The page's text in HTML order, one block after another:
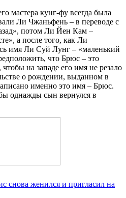
мастера кунг-фу всегда была
Ли Чжаньфень – в переводе с
потом Ли Йен Кам –
а после того, как Ли
имя Ли Суй Лунг – «маленький
что Брюс – это
на западе его имя не резало
о рождении, выданном в
именно это имя – Брюс.
однажды сын вернулся в
снова женился и пригласил на